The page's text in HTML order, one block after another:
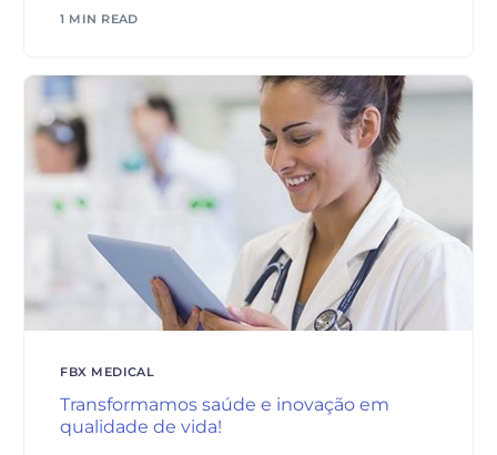
1 MIN READ
FBX MEDICAL
Transformamos saúde e inovação em
qualidade de vida!